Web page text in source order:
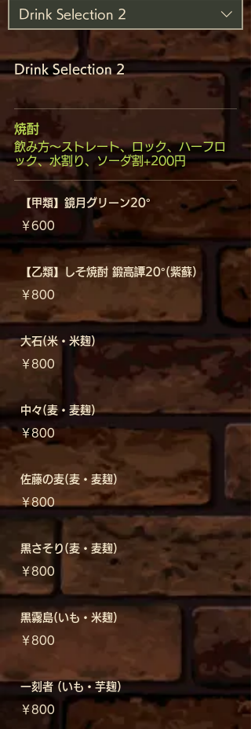
Drink Selection 2
Drink Selection 2
焼酎
飲み方～ストレート、ロック、ハーフロ
ック、水割り、ソーダ割+200円
【甲類】鏡月グリーン20°
￥600
【乙類】しそ焼酎 鍛高譚20°(紫蘇)
￥800
大石(米・米麹)
￥800
中々(麦・麦麹)
￥800
佐藤の麦(麦・麦麹)
￥800
黒さそり(麦・麦麹)
￥800
黒霧島(いも・米麹)
￥800
一刻者 (いも・芋麹)
￥800